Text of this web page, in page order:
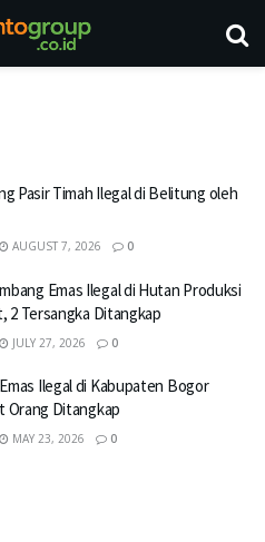
Pasir Timah Ilegal di Belitung oleh
AUGUST 7, 2026 0
Emas Ilegal di Hutan Produksi
2 Tersangka Ditangkap
JULY 27, 2026 0
Ilegal di Kabupaten Bogor
Orang Ditangkap
MAY 23, 2026 0